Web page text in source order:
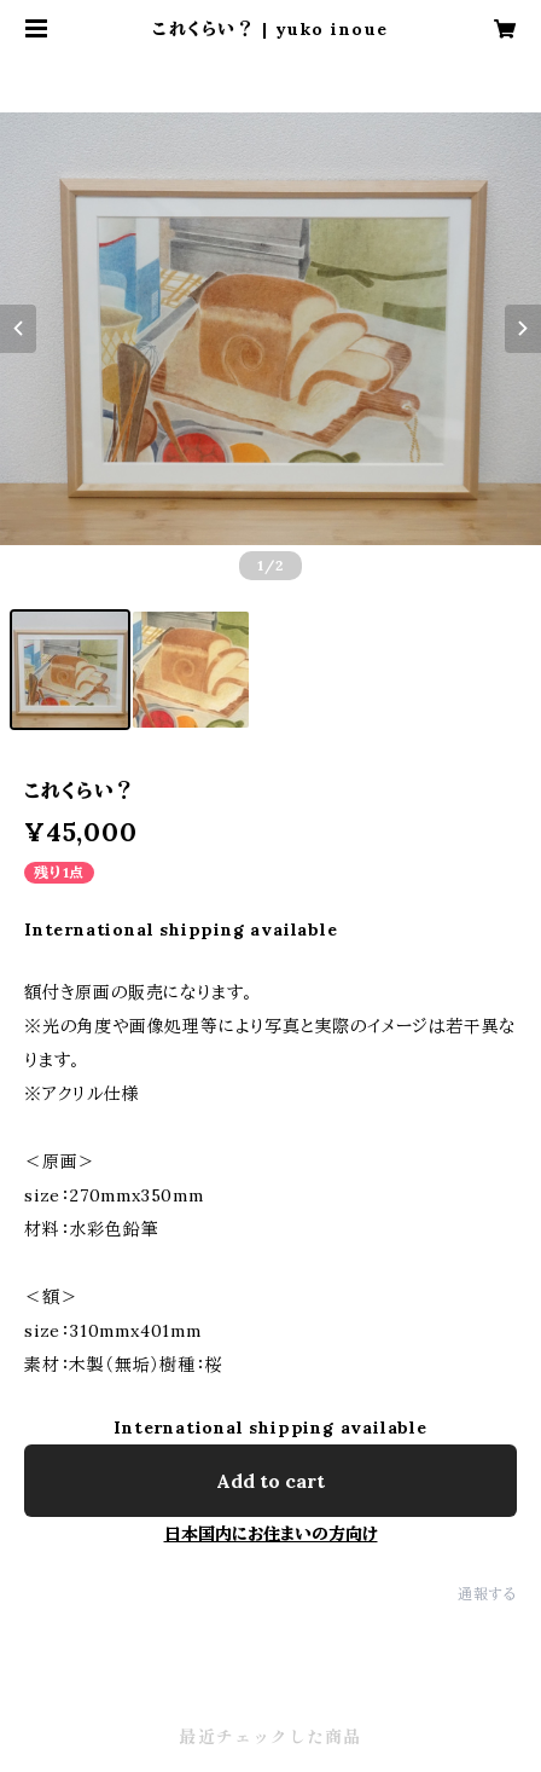
これくらい？ | yuko inoue
1 /2
これくらい？
¥45,000
残り1点
International shipping available
額付き原画の販売になります。
※光の角度や画像処理等により写真と実際のイメージは若干異な
ります。
※アクリル仕様
＜原画＞
size：270mmx350mm
材料：水彩色鉛筆
＜額＞
size：310mmx401mm
素材：木製（無垢）樹種：桜
International shipping available
Add to cart
日本国内にお住まいの方向け
通報する
最近チェックした商品